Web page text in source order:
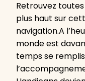
Retrouvez
plus haut sur
navigation.A
monde est
temps se